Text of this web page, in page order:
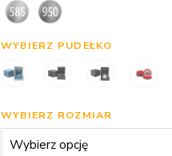
WYBIERZ PUDEŁKO
WYBIERZ ROZMIAR